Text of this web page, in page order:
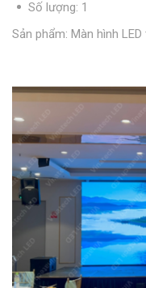
Số lượng: 1
Sản phẩm: Màn hình